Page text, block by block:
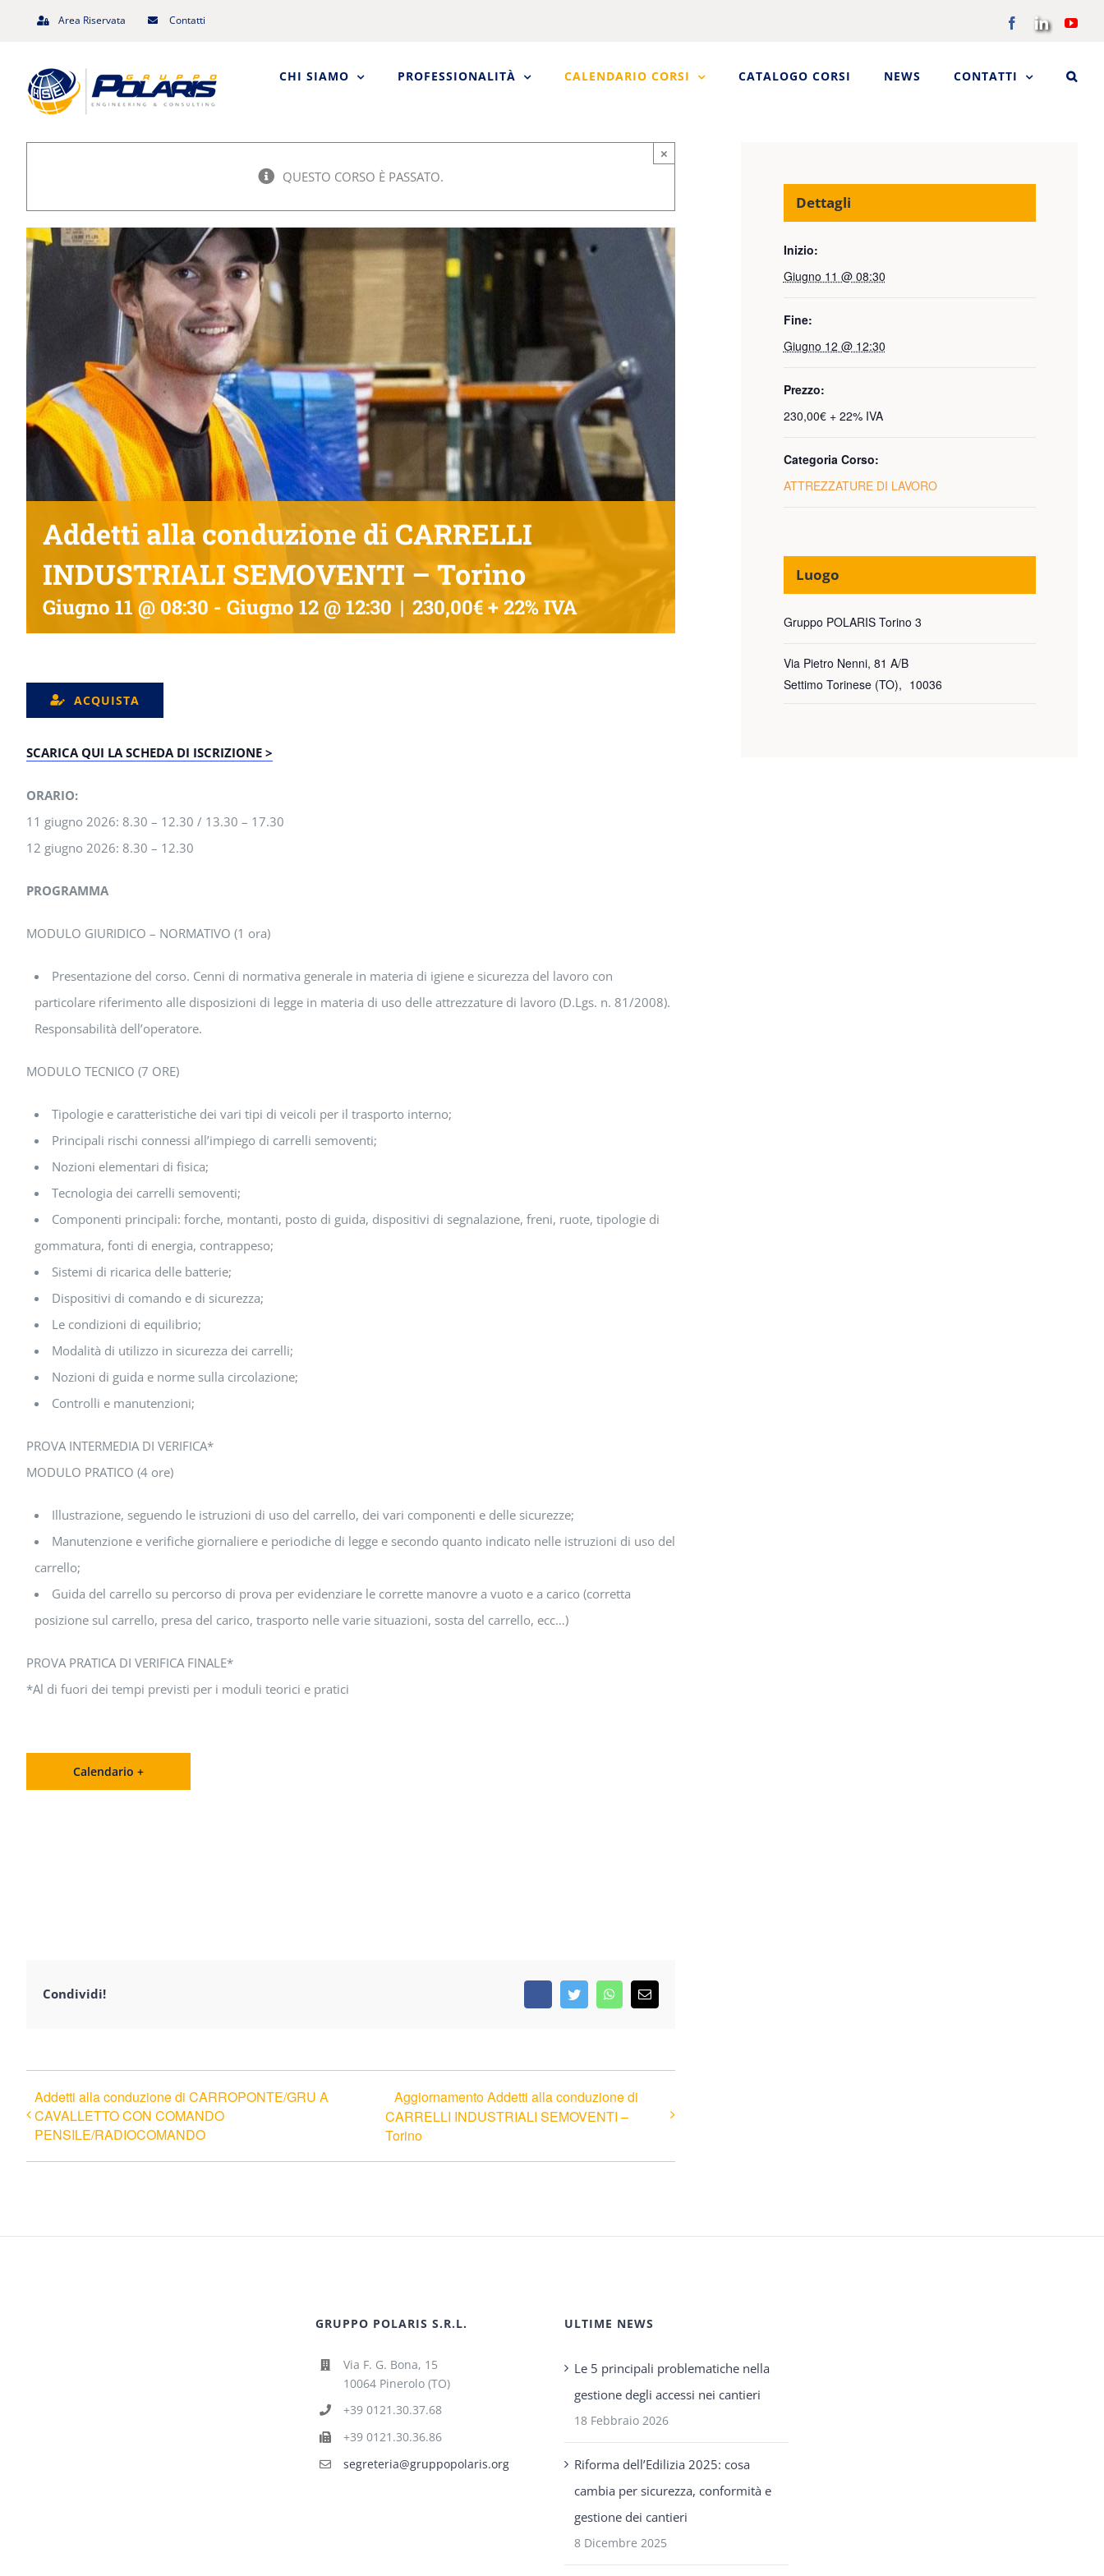
contenuto
Area Riservata Contatti FacebookLinkedIn
CHI SIAMO PROFESSIONALITÀ CALENDARIO CORSI CATALOGO CORSI NEWS CONTATTI
QUESTO CORSO È PASSATO.
×
Addetti alla conduzione di CARRELLI
INDUSTRIALI SEMOVENTI – Torino
Giugno 11 @ 08:30 - Giugno 12 @ 12:30 | 230,00€ + 22% IVA
ACQUISTA
SCARICA QUI LA SCHEDA DI ISCRIZIONE >
ORARIO:
11 giugno 2026: 8.30 – 12.30 / 13.30 – 17.30
12 giugno 2026: 8.30 – 12.30
PROGRAMMA
MODULO GIURIDICO – NORMATIVO (1 ora)
Presentazione del corso. Cenni di normativa generale in materia di igiene e sicurezza del lavoro con
particolare riferimento alle disposizioni di legge in materia di uso delle attrezzature di lavoro (D.Lgs. n. 81/2008).
Responsabilità dell’operatore.
MODULO TECNICO (7 ORE)
Tipologie e caratteristiche dei vari tipi di veicoli per il trasporto interno;
Principali rischi connessi all’impiego di carrelli semoventi;
Nozioni elementari di fisica;
Tecnologia dei carrelli semoventi;
Componenti principali: forche, montanti, posto di guida, dispositivi di segnalazione, freni, ruote, tipologie di
gommatura, fonti di energia, contrappeso;
Sistemi di ricarica delle batterie;
Dispositivi di comando e di sicurezza;
Le condizioni di equilibrio;
Modalità di utilizzo in sicurezza dei carrelli;
Nozioni di guida e norme sulla circolazione;
Controlli e manutenzioni;
PROVA INTERMEDIA DI VERIFICA*
MODULO PRATICO (4 ore)
Illustrazione, seguendo le istruzioni di uso del carrello, dei vari componenti e delle sicurezze;
Manutenzione e verifiche giornaliere e periodiche di legge e secondo quanto indicato nelle istruzioni di uso del
carrello;
Guida del carrello su percorso di prova per evidenziare le corrette manovre a vuoto e a carico (corretta
posizione sul carrello, presa del carico, trasporto nelle varie situazioni, sosta del carrello, ecc…)
PROVA PRATICA DI VERIFICA FINALE*
*Al di fuori dei tempi previsti per i moduli teorici e pratici
Calendario +
Condividi! FacebookTwitterWhatsApp
Email
Addetti alla conduzione di CARROPONTE/GRU A
CAVALLETTO CON COMANDO
PENSILE/RADIOCOMANDO
Aggiornamento Addetti alla conduzione di
CARRELLI INDUSTRIALI SEMOVENTI –
Torino
Dettagli
Inizio:
Giugno 11 @ 08:30
Fine:
Giugno 12 @ 12:30
Prezzo:
230,00€ + 22% IVA
Categoria Corso:
ATTREZZATURE DI LAVORO
Luogo
Gruppo POLARIS Torino 3
Via Pietro Nenni, 81 A/B
Settimo Torinese (TO), 10036
GRUPPO POLARIS S.R.L.
Via F. G. Bona, 15
10064 Pinerolo (TO)
+39 0121.30.37.68
+39 0121.30.36.86
segreteria@gruppopolaris.org
ULTIME NEWS
Le 5 principali problematiche nella
gestione degli accessi nei cantieri
18 Febbraio 2026
Riforma dell’Edilizia 2025: cosa
cambia per sicurezza, conformità e
gestione dei cantieri
8 Dicembre 2025